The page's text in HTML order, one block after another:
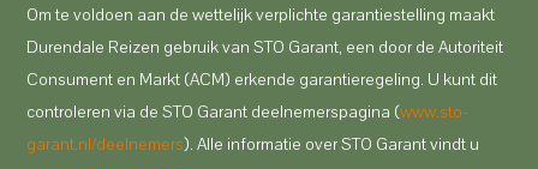
Om te voldoen aan de wettelijk verplichte garantiestelling maakt
Durendale Reizen gebruik van STO Garant, een door de Autoriteit
Consument en Markt (ACM) erkende garantieregeling. U kunt dit
controleren via de STO Garant deelnemerspagina (www.sto-
garant.nl/deelnemers). Alle informatie over STO Garant vindt u